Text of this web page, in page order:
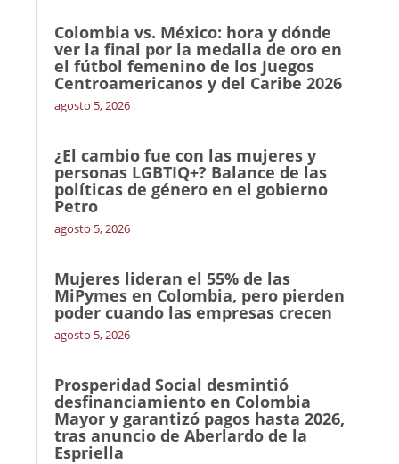
Colombia vs. México: hora y dónde
ver la final por la medalla de oro en
el fútbol femenino de los Juegos
Centroamericanos y del Caribe 2026
agosto 5, 2026
¿El cambio fue con las mujeres y
personas LGBTIQ+? Balance de las
políticas de género en el gobierno
Petro
agosto 5, 2026
Mujeres lideran el 55% de las
MiPymes en Colombia, pero pierden
poder cuando las empresas crecen
agosto 5, 2026
Prosperidad Social desmintió
desfinanciamiento en Colombia
Mayor y garantizó pagos hasta 2026,
tras anuncio de Aberlardo de la
Espriella